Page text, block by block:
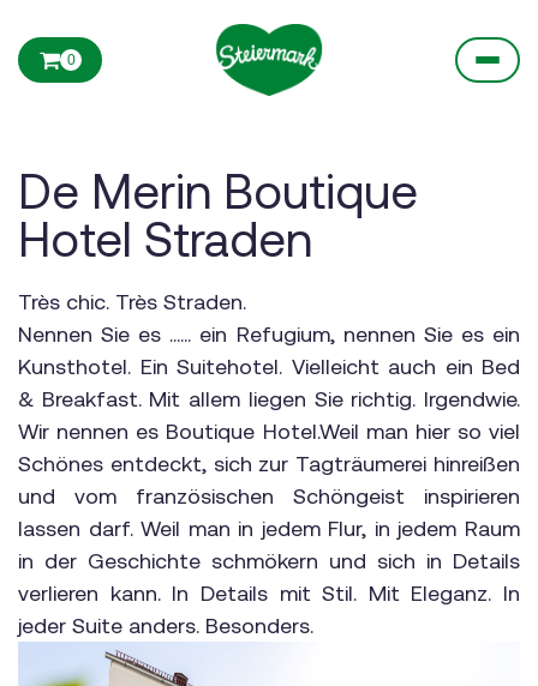
0
De Merin Boutique
Hotel Straden
Très chic. Très Straden.
Nennen Sie es …… ein Refugium, nennen Sie es ein
Kunsthotel. Ein Suitehotel. Vielleicht auch ein Bed
& Breakfast. Mit allem liegen Sie richtig. Irgendwie.
Wir nennen es Boutique Hotel.Weil man hier so viel
Schönes entdeckt, sich zur Tagträumerei hinreißen
und vom französischen Schöngeist inspirieren
lassen darf. Weil man in jedem Flur, in jedem Raum
in der Geschichte schmökern und sich in Details
verlieren kann. In Details mit Stil. Mit Eleganz. In
jeder Suite anders. Besonders.